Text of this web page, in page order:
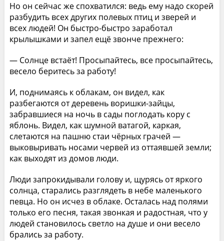
Но он сейчас же спохватился: ведь ему надо скорей
разбудить всех других полевых птиц и зверей и
всех людей! Он быстро-быстро заработал
крылышками и запел ещё звонче прежнего:
— Солнце встаёт! Просыпайтесь, все просыпайтесь,
весело беритесь за работу!
И, поднимаясь к облакам, он видел, как
разбегаются от деревень воришки-зайцы,
забравшиеся на ночь в сады поглодать кору с
яблонь. Видел, как шумной ватагой, каркая,
слетаются на пашню стаи чёрных грачей —
выковыривать носами червей из оттаявшей земли;
как выходят из домов люди.
Люди запрокидывали голову и, щурясь от яркого
солнца, старались разглядеть в небе маленького
певца. Но он исчез в облаке. Осталась над полями
только его песня, такая звонкая и радостная, что у
людей становилось светло на душе и они весело
брались за работу.